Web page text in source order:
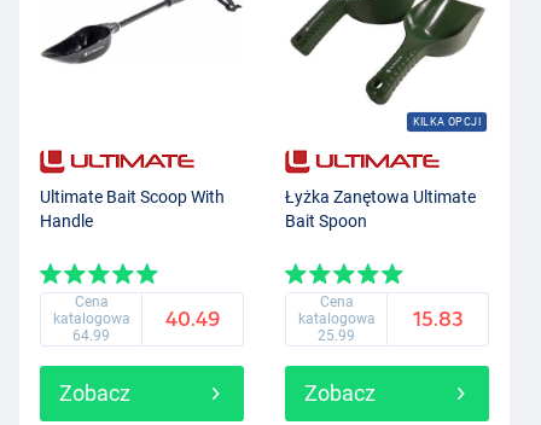
Ultimate Bait Scoop With
Handle
Cena
katalogowa
64.99
40.49
Zobacz
KILKA OPCJI
Łyżka Zanętowa Ultimate
Bait Spoon
Cena
katalogowa
25.99
15.83
Zobacz